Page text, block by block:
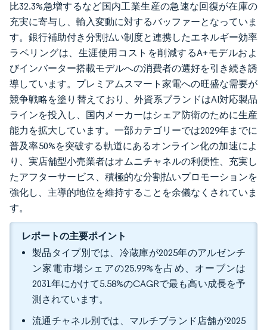
比32.3%急増するなど国内工業生産の急速な回復が在庫の
充実に寄与し、輸入変動に対するバッファーとなっていま
す。銀行補助付き分割払い制度と連携したエネルギー効率
ラベリングは、生涯使用コストを削減するA+モデルおよ
びインバーター搭載モデルへの消費者の選好を引き続き誘
導しています。プレミアムスマート家電への旺盛な需要が
競争戦略を塗り替えており、外資系ブランドはAI対応製品
ラインを投入し、国内メーカーはシェア防衛のために生産
能力を拡大しています。一部カテゴリーでは2029年までに
普及率50%を突破する軌道にあるオンライン化の加速によ
り、実店舗型小売業者はオムニチャネルの利便性、充実し
たアフターサービス、積極的な分割払いプロモーションを
強化し、主導的地位を維持することを余儀なくされていま
す。
レポートの主要ポイント
製品タイプ別では、冷蔵庫が2025年のアルゼンチ
ン家電市場シェアの25.99%を占め、オーブンは
2031年にかけて5.58%のCAGRで最も高い成長を予
測されています。
流通チャネル別では、マルチブランド店舗が2025